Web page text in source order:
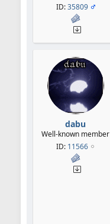
ID:35809
dabu
Well-known member
ID: 11566